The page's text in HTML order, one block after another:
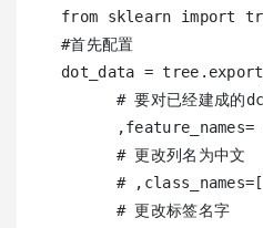
from sklearn import
#首先配置
dot_data =
# 要对已经建成的dct
,feature_names=
# 更改列名为中文
#
# 更改标签名字